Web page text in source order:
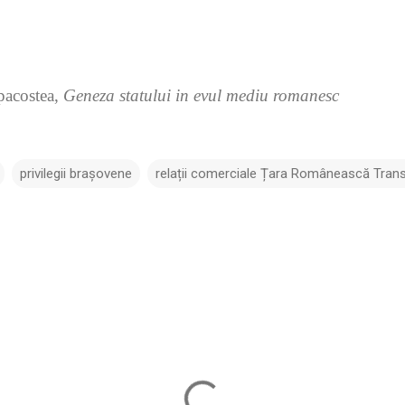
Geneza statului in evul mediu romanesc
privilegii brașovene relații comerciale Țara Românească